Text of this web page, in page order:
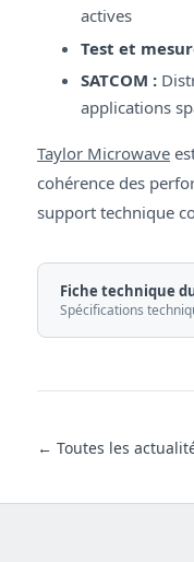
actives
Test et
SATCOM :
applications
Taylor Microwave
cohérence des
support technique
Fiche technique
Spécifications
← Toutes les